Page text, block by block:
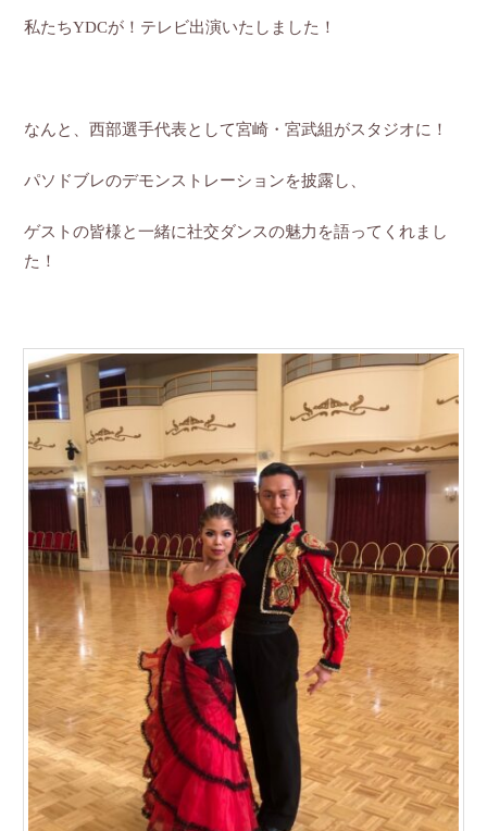
私たちYDCが！テレビ出演いたしました！
なんと、西部選手代表として宮崎・宮武組がスタジオに！
パソドブレのデモンストレーションを披露し、
ゲストの皆様と一緒に社交ダンスの魅力を語ってくれまし
た！